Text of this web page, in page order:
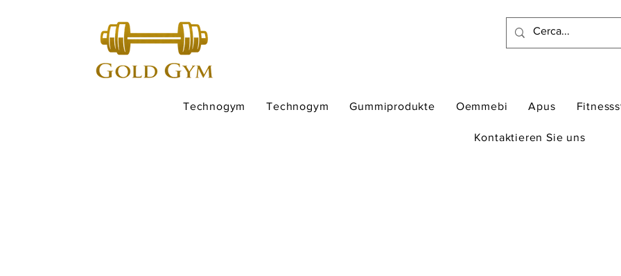
Technogym Technogym Gummiprodukte Oemmebi Apus
Kontaktieren Sie uns